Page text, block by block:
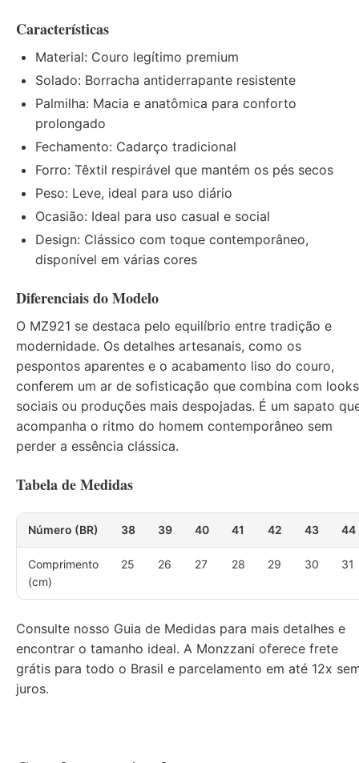
Características
Material: Couro legítimo premium
Solado: Borracha antiderrapante resistente
Palmilha: Macia e anatômica para conforto
prolongado
Fechamento: Cadarço tradicional
Forro: Têxtil respirável que mantém os pés secos
Peso: Leve, ideal para uso diário
Ocasião: Ideal para uso casual e social
Design: Clássico com toque contemporâneo,
disponível em várias cores
Diferenciais do Modelo
O MZ921 se destaca pelo equilíbrio entre tradição e
modernidade. Os detalhes artesanais, como os
pespontos aparentes e o acabamento liso do couro,
conferem um ar de sofisticação que combina com looks
sociais ou produções mais despojadas. É um sapato
acompanha o ritmo do homem contemporâneo sem
perder a essência clássica.
Tabela de Medidas
Número (BR) 38 39 40 41 42 43 44
Comprimento
(cm)
25 26 27 28 29 30 31
Consulte nosso Guia de Medidas para mais detalhes e
encontrar o tamanho ideal. A Monzzani oferece frete
grátis para todo o Brasil e parcelamento em até 12x
juros.